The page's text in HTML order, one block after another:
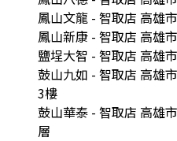
鳳山文龍 - 智取店 高雄
鳳山新康 - 智取店 高雄
鹽埕大智 - 智取店 高雄
鼓山九如 - 智取店 高雄
3樓
鼓山華泰 - 智取店 高雄
層